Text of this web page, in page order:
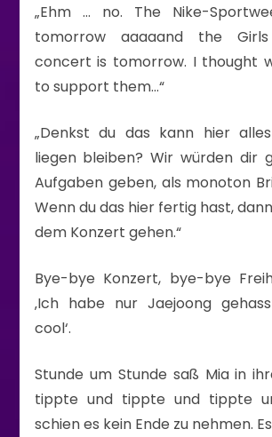
„Ehm … no. The Nike-
tomorrow aaaaand the Girls
concert is tomorrow. I thought
to support them…“
„Denkst du das kann hier
liegen bleiben? Wir würden dir
Aufgaben geben, als monoton
Wenn du das hier fertig hast,
dem Konzert gehen.“
Bye-bye Konzert, bye-bye
‚Ich habe nur Jaejoong
cool‘.
Stunde um Stunde saß Mia in
tippte und tippte und tippte
schien es kein Ende zu nehmen.